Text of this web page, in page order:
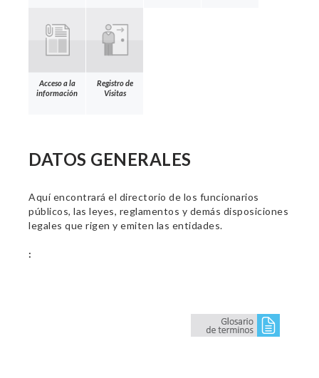
Acceso a la
información
Registro de
Visitas
DATOS GENERALES
Aquí encontrará el directorio de los funcionarios
públicos, las leyes, reglamentos y demás disposiciones
legales que rigen y emiten las entidades.
: